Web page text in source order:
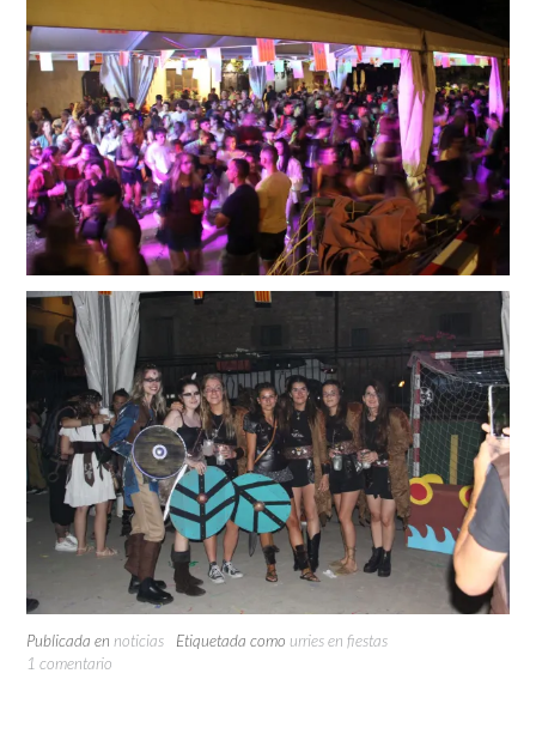
Publicada en noticias Etiquetada como urries en fiestas
1 comentario